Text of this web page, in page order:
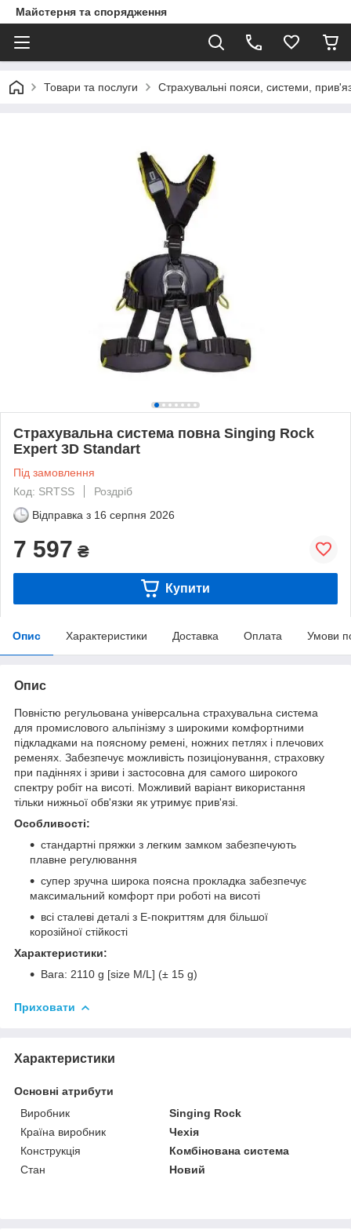
Майстерня та спорядження
Товари та послуги Страхувальні пояси, системи,
Страхувальна система повна Singing Rock
Expert 3D Standart
Під замовлення
Код: SRTSS
Роздріб
Відправка з 16 серпня 2026
7 597 ₴
Купити
Опис Характеристики Доставка Оплата Умови
Опис
Повністю регульована універсальна страхувальна система
для промислового альпінізму з широкими комфортними
підкладками на поясному ремені, ножних петлях і плечових
ременях. Забезпечує можливість позиціонування, страховку
при падіннях і зриви і застосовна для самого широкого
спектру робіт на висоті. Можливий варіант використання
тільки нижньої обв'язки як утримує прив'язі.
Особливості:
стандартні пряжки з легким замком забезпечують
плавне регулювання
супер зручна широка поясна прокладка забезпечує
максимальний комфорт при роботі на висоті
всі сталеві деталі з E-покриттям для більшої
корозійної стійкості
Характеристики:
Вага: 2110 g [size M/L] (± 15 g)
Приховати
Характеристики
Основні атрибути
Виробник
Singing Rock
Країна виробник
Чехія
Конструкція
Комбінована система
Стан
Новий